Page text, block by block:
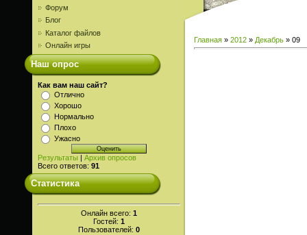
Форум
Блог
Каталог файлов
Онлайн игры
Наш опрос
Как вам наш сайт?
Отлично
Хорошо
Нормально
Плохо
Ужасно
Результаты | Архив опросов
Всего ответов: 91
Статистика
Онлайн всего: 1
Гостей: 1
Пользователей: 0
Главная » 2012 » Декабрь » 09